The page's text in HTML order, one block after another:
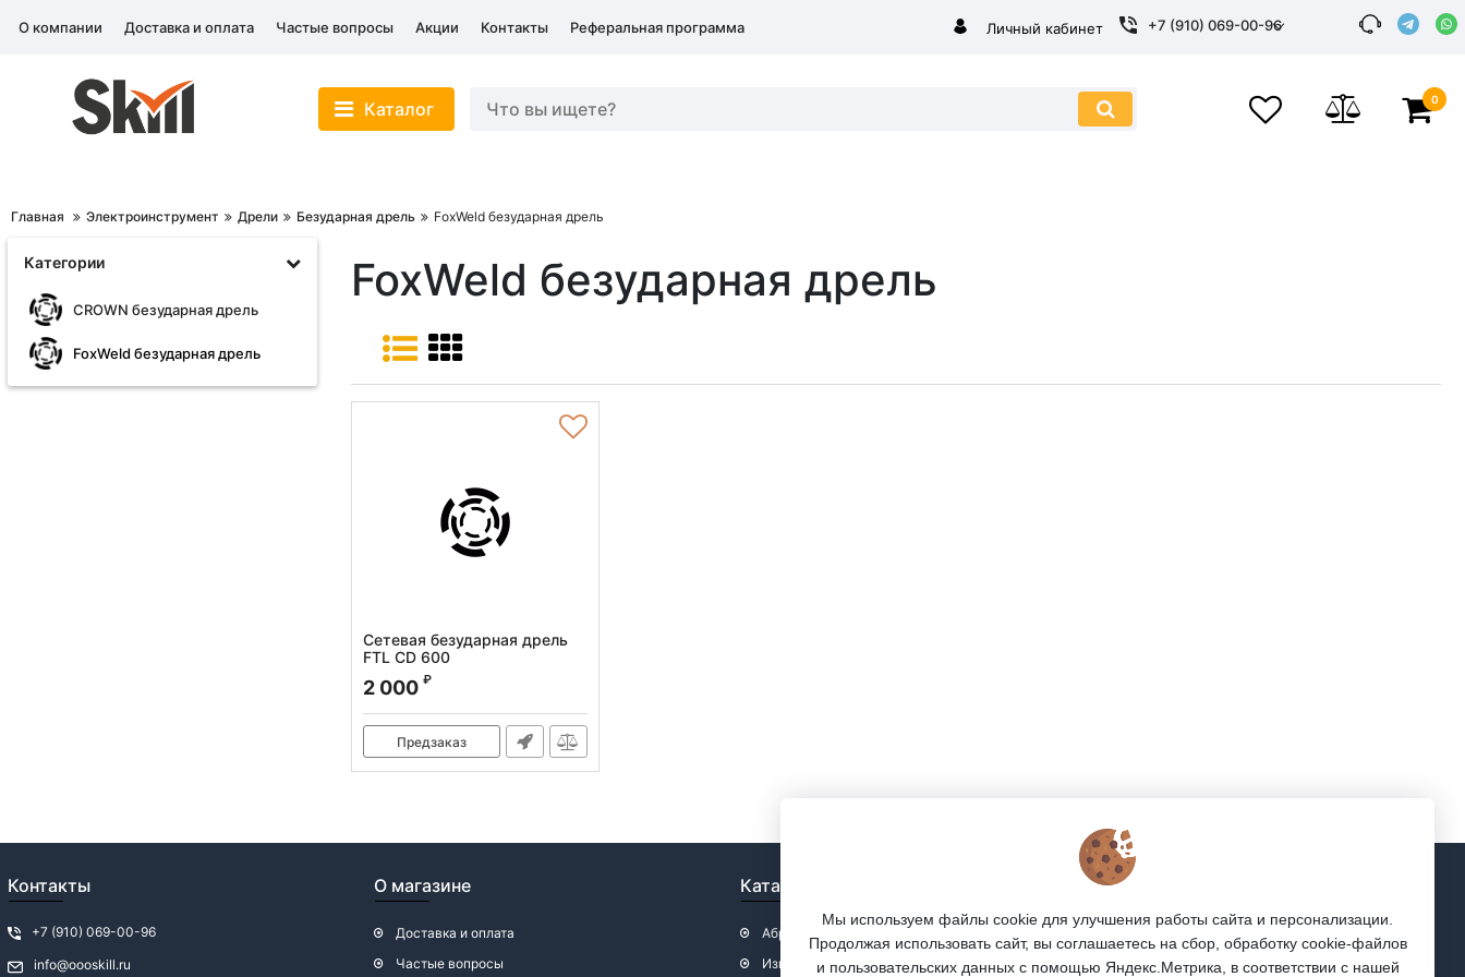
О компании Доставка и оплата Частые вопросы Акции Контакты Реферальная программа Личный кабинет +7 (910) 069-00-96
Каталог 0
Главная Электроинструмент Дрели Безударная дрель FoxWeld безударная дрель
Категории
CROWN безударная дрель
FoxWeld безударная дрель
FoxWeld безударная дрель
Сетевая безударная дрель
FTL CD 600
Артикул: 7038
2 000 ₽
Предзаказ
Контакты
+7 (910) 069-00-96
info@oooskill.ru
О магазине
Доставка и оплата
Частые вопросы
Каталог
Абразивный инструмент
Измерительный инструмент, калибры
Подписка
Мы в соцсетях:
Мы используем файлы cookie для улучшения работы сайта и персонализации.
Продолжая использовать сайт, вы соглашаетесь на сбор, обработку cookie-файлов
и пользовательских данных с помощью Яндекс.Метрика, в соответствии с нашей